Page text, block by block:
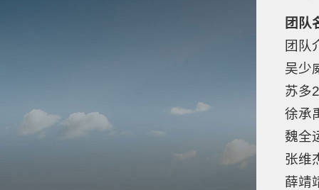
团队
团队
吴少
苏多
徐承
魏全
张维
薛靖